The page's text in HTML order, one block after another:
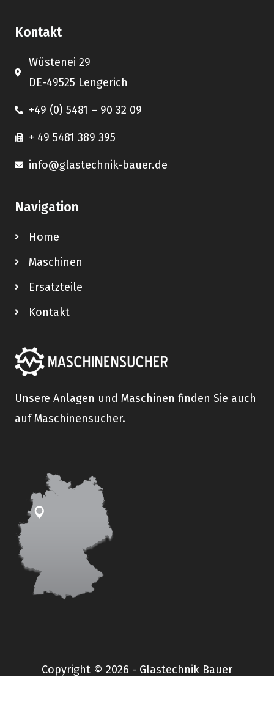
Kontakt
Wüstenei 29
DE-49525 Lengerich
+49 (0) 5481 – 90 32 09
+ 49 5481 389 395
info@glastechnik-bauer.de
Navigation
Home
Maschinen
Ersatzteile
Kontakt
Unsere Anlagen und Maschinen finden Sie auch
auf Maschinensucher.
Copyright © 2026 - Glastechnik Bauer